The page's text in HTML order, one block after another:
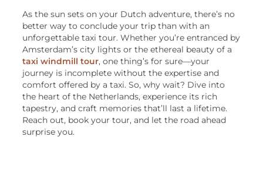
As the sun sets on your Dutch adventure, there’s no
better way to conclude your trip than with an
unforgettable taxi tour. Whether you’re entranced by
Amsterdam’s city lights or the ethereal beauty of a
taxi windmill tour, one thing’s for sure—your
journey is incomplete without the expertise and
comfort offered by a taxi. So, why wait? Dive into
the heart of the Netherlands, experience its rich
tapestry, and craft memories that’ll last a lifetime.
Reach out, book your tour, and let the road ahead
surprise you.